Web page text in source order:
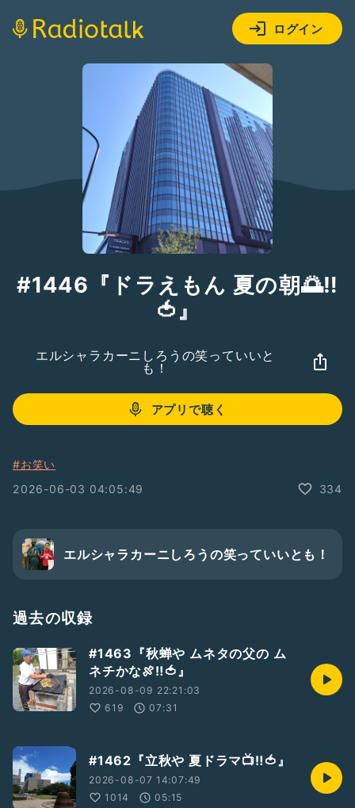
ログイン
#1446『ドラえもん 夏の朝🌅‼️
🍅』
エルシャラカーニしろうの笑っていいと
も！
アプリで聴く
#お笑い
2026-06-03 04:05:49
334
エルシャラカーニしろうの笑っていいとも！
過去の収録
#1463『秋蝉や ムネタの父の ム
ネチかな🍖‼️🍅』
2026-08-09 22:21:03
619
07:31
#1462『立秋や 夏ドラマ📺️‼️🍅』
2026-08-07 14:07:49
1014
05:15